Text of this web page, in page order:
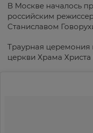
В Москве началось
российским
Станиславом
Траурная
церкви Храма Христа